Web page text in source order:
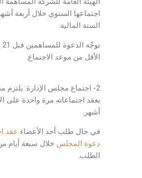
اجتماعها السنوي خلال أربعة
السنة المالية.
الأقل من موعد الاجتماع.
2- اجتماع مجلس الإدارة: يلتزم
بعقد اجتماعاته مرة واحدة على
أشهر.
في حال طلب أحد الأعضاء عقد
دعوة المجلس خلال سبعة أيام
الطلب.